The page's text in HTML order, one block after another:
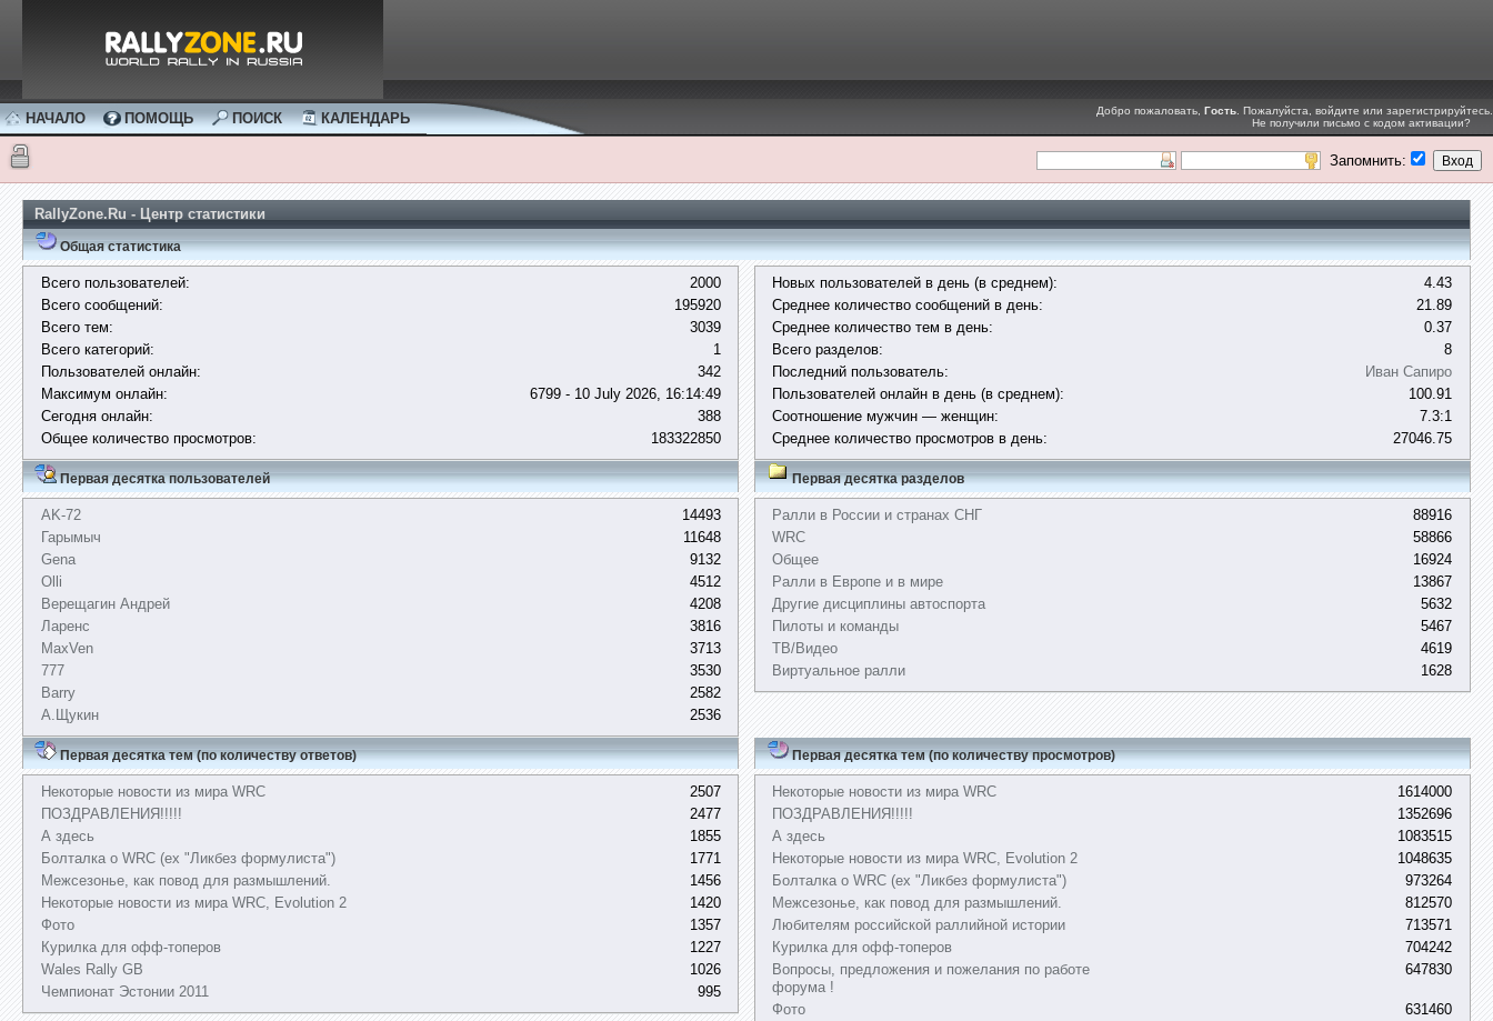
НАЧАЛО ПОМОЩЬ ПОИСК КАЛЕНДАРЬ Добро пожаловать, Гость . Пожалуйста, войдите или зарегистрируйтесь
Не получили письмо с кодом активации?
Запомнить:
RallyZone.Ru - Центр статистики
Общая статистика
Всего пользователей:
2000
Всего сообщений:
195920
Всего тем:
3039
Всего категорий:
1
Пользователей онлайн:
342
Максимум онлайн:
6799 - 10 July 2026, 16:14:49
Сегодня онлайн:
388
Общее количество просмотров:
183322850
Новых пользователей в день (в среднем):
4.43
Среднее количество сообщений в день:
21.89
Среднее количество тем в день:
0.37
Всего разделов:
8
Последний пользователь:
Иван Сапиро
Пользователей онлайн в день (в среднем):
100.91
Соотношение мужчин — женщин:
7.3:1
Среднее количество просмотров в день:
27046.75
Первая десятка пользователей
AK-72
14493
Гарымыч
11648
Gena
9132
Olli
4512
Верещагин Андрей
4208
Ларенс
3816
MaxVen
3713
777
3530
Barry
2582
А.Щукин
2536
Первая десятка разделов
Ралли в России и странах СНГ
88916
WRC
58866
Общее
16924
Ралли в Европе и в мире
13867
Другие дисциплины автоспорта
5632
Пилоты и команды
5467
ТВ/Видео
4619
Виртуальное ралли
1628
Первая десятка тем (по количеству ответов)
Некоторые новости из мира WRC
2507
ПОЗДРАВЛЕНИЯ!!!!!
2477
А здесь
1855
Болталка о WRC (ex "Ликбез формулиста")
1771
Межсезонье, как повод для размышлений.
1456
Некоторые новости из мира WRC, Evolution 2
1420
Фото
1357
Курилка для офф-топеров
1227
Wales Rally GB
1026
Чемпионат Эстонии 2011
995
Первая десятка тем (по количеству просмотров)
Некоторые новости из мира WRC
1614000
ПОЗДРАВЛЕНИЯ!!!!!
1352696
А здесь
1083515
Некоторые новости из мира WRC, Evolution 2
1048635
Болталка о WRC (ex "Ликбез формулиста")
973264
Межсезонье, как повод для размышлений.
812570
Любителям российской раллийной истории
713571
Курилка для офф-топеров
704242
Вопросы, предложения и пожелания по работе
форума !
647830
Фото 631460